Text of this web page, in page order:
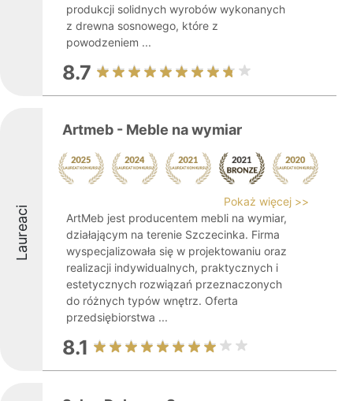
produkcji solidnych wyrobów wykonanych
z drewna sosnowego, które z
powodzeniem ...
8.7
Laureaci
Artmeb - Meble na wymiar
Pokaż więcej >>
ArtMeb jest producentem mebli na wymiar,
działającym na terenie Szczecinka. Firma
wyspecjalizowała się w projektowaniu oraz
realizacji indywidualnych, praktycznych i
estetycznych rozwiązań przeznaczonych
do różnych typów wnętrz. Oferta
przedsiębiorstwa ...
8.1